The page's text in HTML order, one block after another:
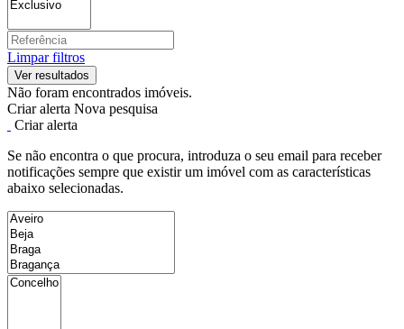
Limpar filtros
Não foram encontrados imóveis.
Criar alerta Nova pesquisa
Criar alerta
Se não encontra o que procura, introduza o seu email para receber
notificações sempre que existir um imóvel com as características
abaixo selecionadas.